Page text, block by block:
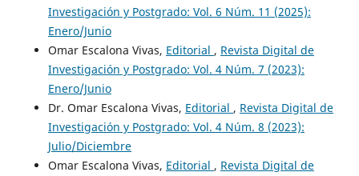
Investigación y Postgrado: Vol. 6 Núm. 11 (2025):
Enero/Junio
Omar Escalona Vivas, Editorial , Revista Digital de
Investigación y Postgrado: Vol. 4 Núm. 7 (2023):
Enero/Junio
Dr. Omar Escalona Vivas, Editorial , Revista Digital de
Investigación y Postgrado: Vol. 4 Núm. 8 (2023):
Julio/Diciembre
Omar Escalona Vivas, Editorial , Revista Digital de